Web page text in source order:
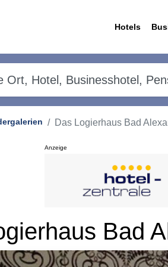
Hotels
Das Logierhaus Bad
Anzeige
Bad